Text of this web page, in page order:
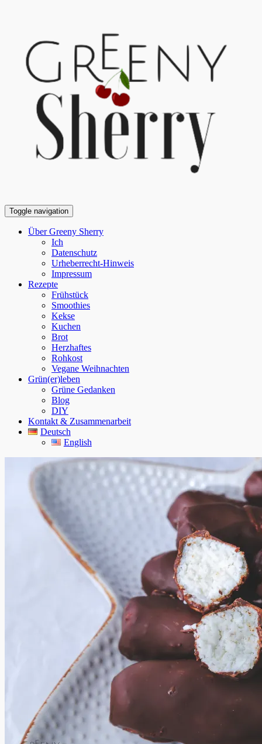
Toggle navigation
Über Greeny Sherry
Ich
Datenschutz
Urheberrecht-Hinweis
Impressum
Rezepte
Frühstück
Smoothies
Kekse
Kuchen
Brot
Herzhaftes
Rohkost
Vegane Weihnachten
Grün(er)leben
Grüne Gedanken
Blog
DIY
Kontakt & Zusammenarbeit
Deutsch
English